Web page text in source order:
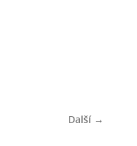
Další →